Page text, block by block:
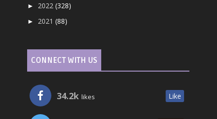
► 2022(328)
► 2021(88)
CONNECT WITH US
34.2k likes Like